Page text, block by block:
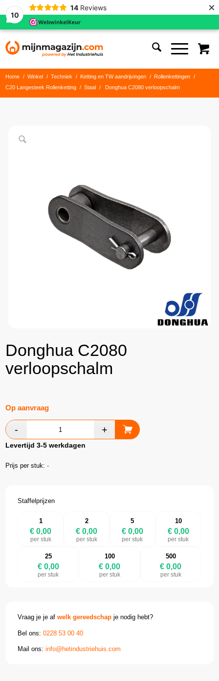
10
14 Reviews ×
Home / Winkel / Techniek / Ketting en TW aandrijvingen / Rollenkettingen
/
C20 Langesteek Rollenketting
/ Staal / Donghua C2080 verloopschalm
Donghua C2080
verloopschalm
Op aanvraag
Levertijd 3-5 werkdagen
Prijs per stuk:-
Staffelprijzen
1
€ 0,00
per stuk
2
€ 0,00
per stuk
5
€ 0,00
per stuk
10
€ 0,00
per stuk
25
€ 0,00
per stuk
100
€ 0,00
per stuk
500
€ 0,00
per stuk
Vraag je je afwelk gereedschap je nodig hebt?
Bel ons:0228 53 00 40
Mail ons:info@hetindustriehuis.com